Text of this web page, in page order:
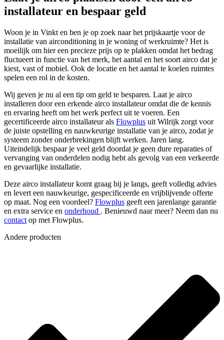
installateur en bespaar geld
Woon je in Vinkt en ben je op zoek naar het prijskaartje voor de
installatie van airconditioning in je woning of werkruimte? Het is
moeilijk om hier een precieze prijs op te plakken omdat het bedrag
fluctueert in functie van het merk, het aantal en het soort airco dat je
kiest, vast of mobiel. Ook de locatie en het aantal te koelen ruimtes
spelen een rol in de kosten.
Wij geven je nu al een tip om geld te besparen. Laat je airco
installeren door een erkende airco installateur omdat die de kennis
en ervaring heeft om het werk perfect uit te voeren. Een
gecertificeerde airco installateur als Flowplus uit Wilrijk zorgt voor
de juiste opstelling en nauwkeurige installatie van je airco, zodat je
systeem zonder onderbrekingen blijft werken. Jaren lang.
Uiteindelijk bespaar je veel geld doordat je geen dure reparaties of
vervanging van onderdelen nodig hebt als gevolg van een verkeerde
en gevaarlijke installatie.
Deze airco installateur komt graag bij je langs, geeft volledig advies
en levert een nauwkeurige, gespecificeerde en vrijblijvende offerte
op maat. Nog een voordeel? Flowplus geeft een jarenlange garantie
en extra service en onderhoud . Benieuwd naar meer? Neem dan nu
contact op met Flowplus.
Andere producten